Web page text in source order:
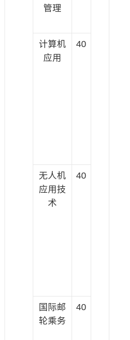
管理
计算机
应用
40
无人机
应用技
术
40
国际邮
轮乘务
40